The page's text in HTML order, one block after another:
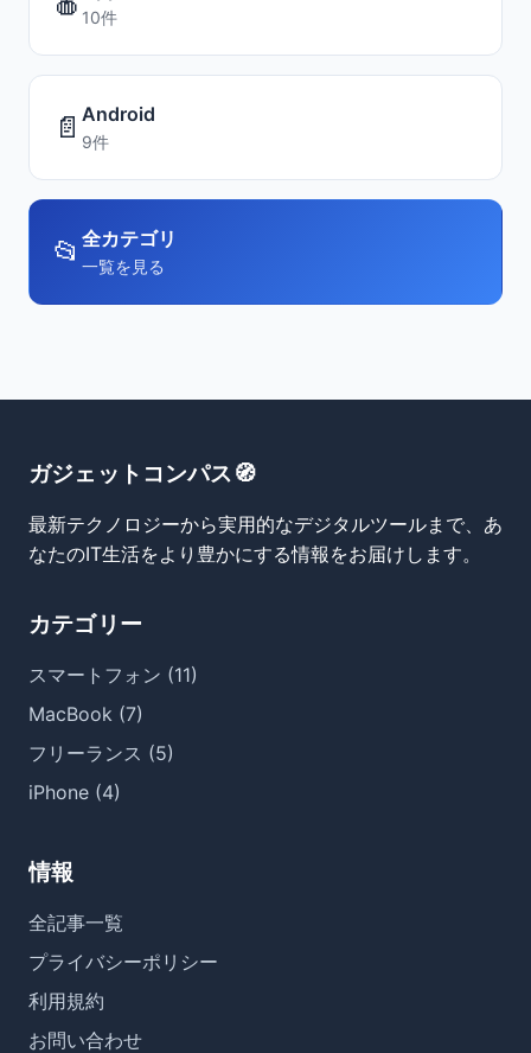
10件
📄 Android
9件
📂 全カテゴリ
一覧を見る
ガジェットコンパス🧭
最新テクノロジーから実用的なデジタルツールまで、あ
なたのIT生活をより豊かにする情報をお届けします。
カテゴリー
スマートフォン (11)
MacBook (7)
フリーランス (5)
iPhone (4)
情報
全記事一覧
プライバシーポリシー
利用規約
お問い合わせ